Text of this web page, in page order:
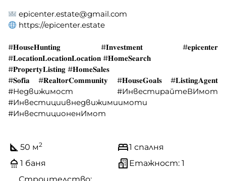
epicenter.estate@gmail.com
https://epicenter.estate
#𝐇𝐨𝐮𝐬𝐞𝐇𝐮𝐧𝐭𝐢𝐧𝐠 #𝐈𝐧𝐯𝐞𝐬𝐭𝐦𝐞𝐧𝐭 #𝐞𝐩𝐢𝐜𝐞𝐧𝐭𝐞𝐫
#𝐋𝐨𝐜𝐚𝐭𝐢𝐨𝐧𝐋𝐨𝐜𝐚𝐭𝐢𝐨𝐧𝐋𝐨𝐜𝐚𝐭𝐢𝐨𝐧 #𝐇𝐨𝐦𝐞𝐒𝐞𝐚𝐫𝐜𝐡
#𝐏𝐫𝐨𝐩𝐞𝐫𝐭𝐲𝐋𝐢𝐬𝐭𝐢𝐧𝐠 #𝐇𝐨𝐦𝐞𝐒𝐚𝐥𝐞𝐬
#𝐒𝐨𝐟𝐢𝐚 #𝐑𝐞𝐚𝐥𝐭𝐨𝐫𝐂𝐨𝐦𝐦𝐮𝐧𝐢𝐭𝐲 #𝐇𝐨𝐮𝐬𝐞𝐆𝐨𝐚𝐥𝐬 #𝐋𝐢𝐬𝐭𝐢𝐧𝐠𝐀𝐠𝐞𝐧𝐭
#Недвижимост #ИнвестирайтеВИмот
#Инвестициивнедвижимиимоти
#ИнвестиционенИмот
50 м2
1 спалня
1 баня
Етажност: 1